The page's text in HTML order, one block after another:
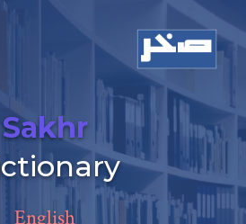
Sakhr
English